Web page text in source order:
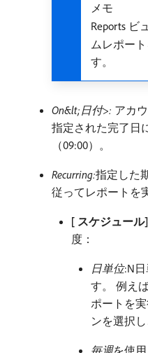
メモ
Reports ビ
ムレポー
す。
On&lt;日付>: アカ
指定された完了日
（09:00）。
Recurring:指定した
従ってレポートを
[ スケジュール
度：
日単位:N
す。 例え
ポートを
ンを選択し
毎週を使